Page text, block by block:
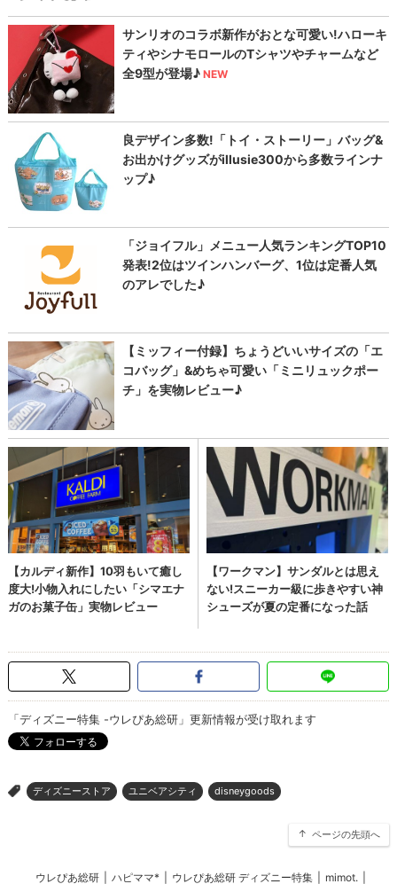
「ディズニー特集 -ウレぴあ総研」更新情報が受け取れます
> ディズニーストア ユニベアシティ disneygoods
ページの先頭へ
ウレぴあ総研 ハピママ* ウレぴあ総研 ディズニー特集 mimot.